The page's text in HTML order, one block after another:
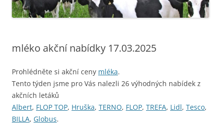
mléko akční nabídky 17.03.2025
Prohlédněte si akční ceny mléka.
Tento týden jsme pro Vás nalezli 26 výhodných nabídek z
akčních letáků
Albert, FLOP TOP, Hruška, TERNO, FLOP, TREFA, Lidl, Tesco,
BILLA, Globus.